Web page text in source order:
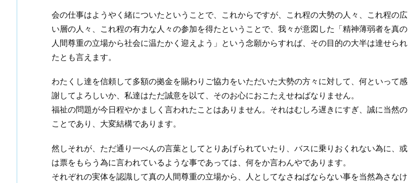
会の仕事はようやく緒についたということで、これからですが、これ程の大勢の人々、これ程の広
い層の人々、これ程の有力な人々の参加を得たということで、我々が意図した「精神薄弱者を真の
人間尊重の立場から社会に温たかく迎えよう」という念願からすれば、その目的の大半は達せられ
たとも言えます。
わたくし達を信頼して多額の拠金を賜わりご協力をいただいた大勢の方々に対して、何といって感
謝してよろしいか、私達はただ誠意を以て、そのお心におこたえせねばなりません。
福祉の問題が今日程やかましく言われたことはありません。それはむしろ遅きにすぎ、誠に当然の
ことであり、大変結構であります。
然しそれが、ただ通り一ぺんの言葉としてとりあげられていたり、バスに乗りおくれない為に、或
は票をもらう為に言われているような事であっては、何をか言わんやであります。
それぞれの実体を認識して真の人間尊重の立場から、人としてなさねばならない事を当然為さなけ